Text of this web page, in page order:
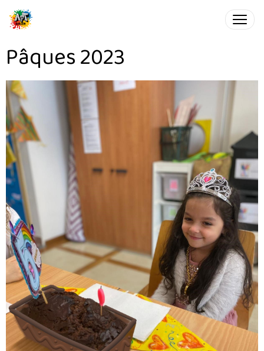
Pâques 2023